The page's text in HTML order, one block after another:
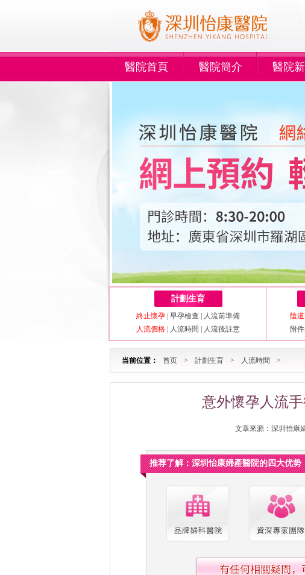
醫院首頁 醫院簡介 醫院
計劃生育
終止懷孕 早孕檢查
人流前準備
人流價格
人流時間 人流後註意
陰
附
当前位置： 首页 > 計劃生育 > 人流時間 >
意外懷孕人流
文章來源：深圳怡康
推荐了解：深圳怡康婦產醫院的四大优势